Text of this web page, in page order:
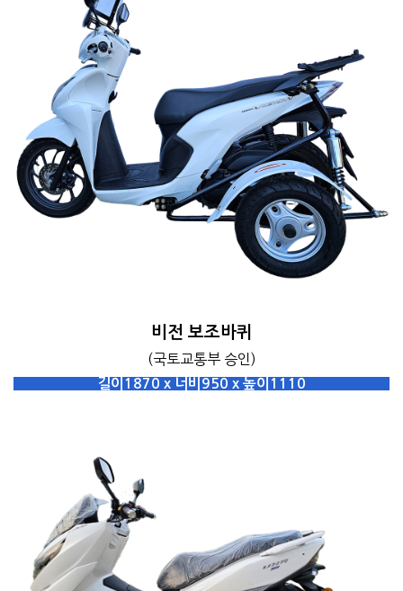
비전 보조바퀴
(국토교통부 승인)
길이1870 x 너비950 x 높이1110